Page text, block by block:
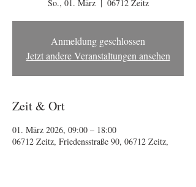
So., 01. März
  |
06712 Zeitz
Anmeldung geschlossen
Jetzt andere Veranstaltungen ansehen
Zeit & Ort
01. März 2026, 09:00 – 18:00
06712 Zeitz, Friedensstraße 90, 06712 Zeitz,